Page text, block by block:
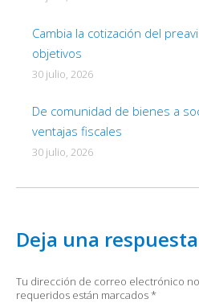
Cambia la cotización del
objetivos
30 julio, 2026
De comunidad de bienes a
ventajas fiscales
30 julio, 2026
Deja una respuesta
Tu dirección de correo electrónico
requeridos están marcados*